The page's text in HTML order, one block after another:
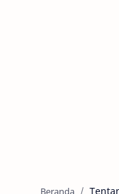
Beranda